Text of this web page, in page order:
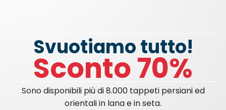
Svuotiamo tutto!
Sconto 70%
Sono disponibili più di 8.000 tappeti persiani ed
orientali in lana e in seta.